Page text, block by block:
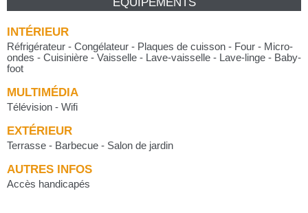
INTÉRIEUR
Réfrigérateur - Congélateur - Plaques de cuisson - Four - Micro-
ondes - Cuisinière - Vaisselle - Lave-vaisselle - Lave-linge - Baby-
foot
MULTIMÉDIA
Télévision - Wifi
EXTÉRIEUR
Terrasse - Barbecue - Salon de jardin
AUTRES INFOS
Accès handicapés